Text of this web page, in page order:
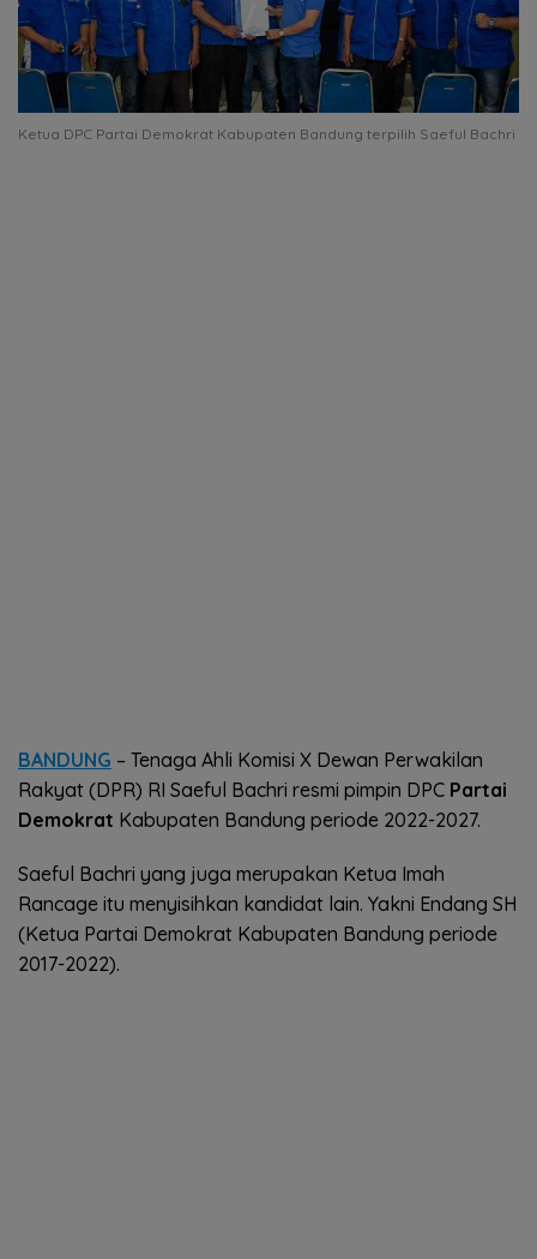
Ketua DPC Partai Demokrat Kabupaten Bandung terpilih Saeful Bachri
BANDUNG – Tenaga Ahli Komisi X Dewan Perwakilan
Rakyat (DPR) RI Saeful Bachri resmi pimpin DPC Partai
Demokrat Kabupaten Bandung periode 2022-2027.
Saeful Bachri yang juga merupakan Ketua Imah
Rancage itu menyisihkan kandidat lain. Yakni Endang SH
(Ketua Partai Demokrat Kabupaten Bandung periode
2017-2022).